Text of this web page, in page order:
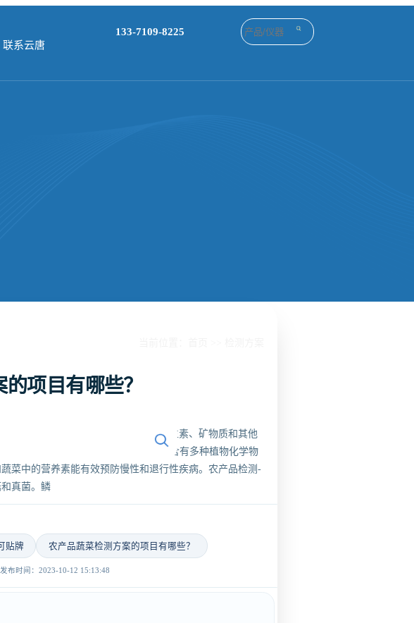
联系云唐
133-7109-8225
项目有哪些？
之一。它可以提供人体所需的各种维生素、矿物质和其他
素A的60%来自蔬菜。此外，蔬菜中还含有多种植物化学物
菜中的营养素能有效预防慢性和退行性疾病。农产品检测-
真菌。鳞
贴牌 农产品蔬菜检测方案的项目有哪些？
布时间：2023-10-12 15:13:48